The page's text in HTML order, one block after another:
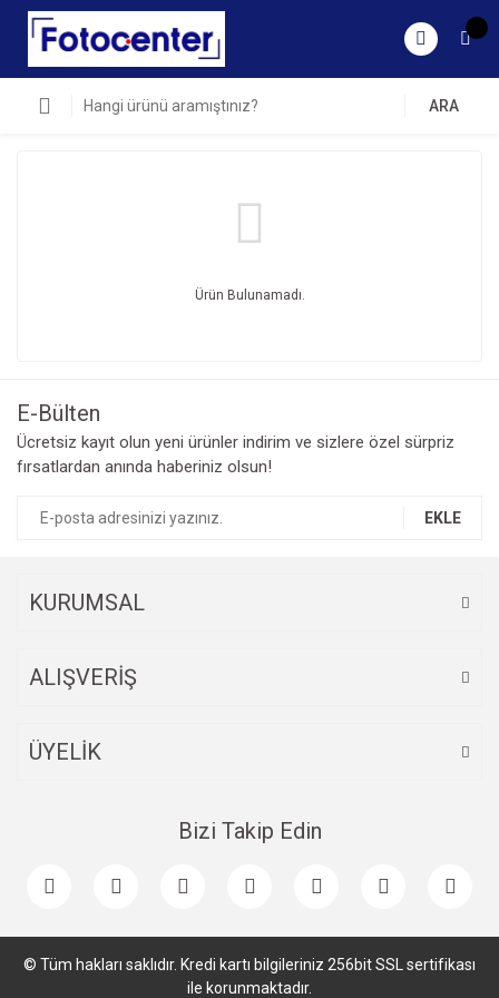
ARA
Ürün Bulunamadı.
E-Bülten
Ücretsiz kayıt olun yeni ürünler indirim ve sizlere özel sürpriz
fırsatlardan anında haberiniz olsun!
EKLE
KURUMSAL
ALIŞVERİŞ
ÜYELİK
Bizi Takip Edin
© Tüm hakları saklıdır. Kredi kartı bilgileriniz 256bit SSL sertifikası
ile korunmaktadır.